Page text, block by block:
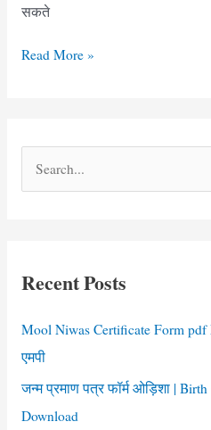
सकते
RTI
hindi
pdf
Rajasthan
फॉर्म
Read More »
e
f
o
r
:
Recent Posts
Mool Niwas Certificate Form pdf
एमपी
जन्म प्रमाण पत्र फॉर्म ओड़िशा |
Download